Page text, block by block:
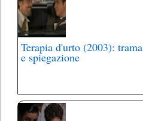
Terapia d'urto (2003): trama
e spiegazione